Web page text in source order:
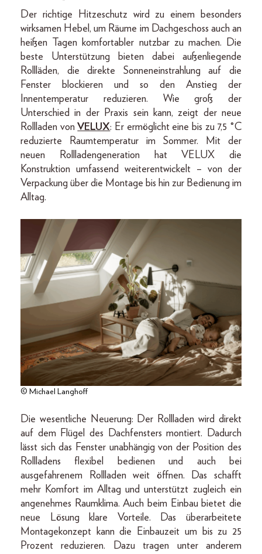
Der richtige Hitzeschutz wird zu einem besonders
wirksamen Hebel, um Räume im Dachgeschoss auch an
heißen Tagen komfortabler nutzbar zu machen. Die
beste Unterstützung bieten dabei außenliegende
Rollläden, die direkte Sonneneinstrahlung auf die
Fenster blockieren und so den Anstieg der
Innentemperatur reduzieren. Wie groß der
Unterschied in der Praxis sein kann, zeigt der neue
Rollladen vonVELUX: Er ermöglicht eine bis zu 7,5 °C
reduzierte Raumtemperatur im Sommer. Mit der
neuen Rollladengeneration hat VELUX die
Konstruktion umfassend weiterentwickelt – von der
Verpackung über die Montage bis hin zur Bedienung im
Alltag.
© Michael Langhoff
Die wesentliche Neuerung: Der Rollladen wird direkt
auf dem Flügel des Dachfensters montiert. Dadurch
lässt sich das Fenster unabhängig von der Position des
Rollladens flexibel bedienen und auch bei
ausgefahrenem Rollladen weit öffnen. Das schafft
mehr Komfort im Alltag und unterstützt zugleich ein
angenehmes Raumklima. Auch beim Einbau bietet die
neue Lösung klare Vorteile. Das überarbeitete
Montagekonzept kann die Einbauzeit um bis zu 25
Prozent reduzieren. Dazu tragen unter anderem